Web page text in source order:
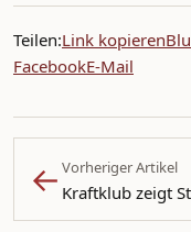
Teilen:Link kopieren
FacebookE-Mail
← Vorheriger Artikel
Kraftklub zeigt